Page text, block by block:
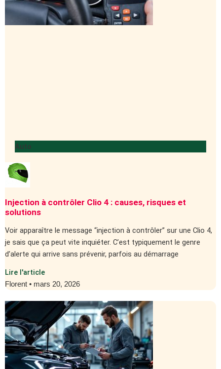
Auto
Injection à contrôler Clio 4 : causes, risques et
solutions
Voir apparaître le message “injection à contrôler” sur une Clio 4,
je sais que ça peut vite inquiéter. C’est typiquement le genre
d’alerte qui arrive sans prévenir, parfois au démarrage
Lire l'article
Florent mars 20, 2026